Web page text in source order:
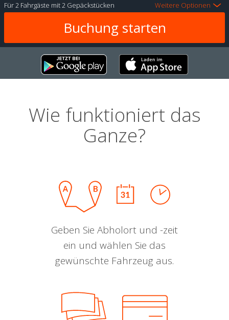
Für2 Fahrgäste mit2 Gepäckstücken Weitere Optionen
Wie funktioniert das
Ganze?
Geben Sie Abholort und -zeit
ein und wählen Sie das
gewünschte Fahrzeug aus.